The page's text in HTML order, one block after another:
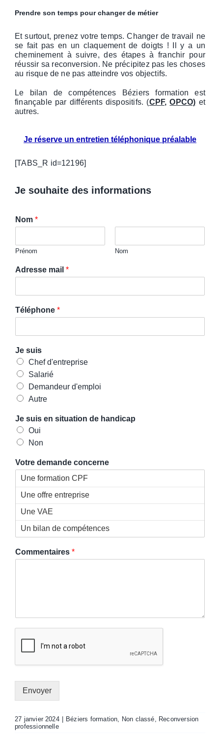
Prendre son temps pour changer de métier
Et surtout, prenez votre temps. Changer de travail ne
se fait pas en un claquement de doigts ! Il y a un
cheminement à suivre, des étapes à franchir pour
réussir sa reconversion. Ne précipitez pas les choses
au risque de ne pas atteindre vos objectifs.
Le bilan de compétences Béziers formation est
finançable par différents dispositifs. (CPF, OPCO) et
autres.
Je réserve un entretien téléphonique préalable
[TABS_R id=12196]
Je souhaite des informations
Nom *
Prénom Nom
Adresse mail *
Téléphone *
Je suis
Chef d'entreprise
Salarié
Demandeur d'emploi
Autre
Je suis en situation de handicap
Oui
Non
Votre demande concerne
Commentaires *
Envoyer
27 janvier 2024 Béziers formation, Non classé, Reconversion
professionnelle